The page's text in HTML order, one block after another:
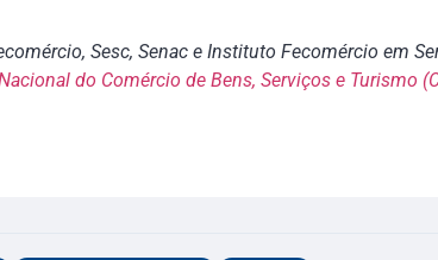
Sesc, Senac e Instituto Fecomércio em
do Comércio de Bens, Serviços e Turismo